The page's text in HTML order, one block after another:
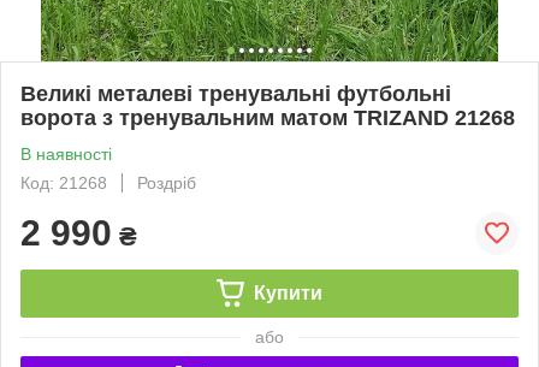
Великі металеві тренувальні футбольні
ворота з тренувальним матом TRIZAND 21268
В наявності
Код: 21268
Роздріб
2 990 ₴
Купити
або